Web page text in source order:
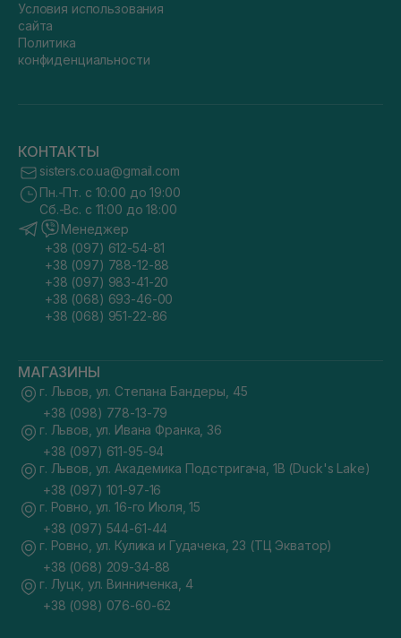
Условия использования
сайта
Политика
конфиденциальности
КОНТАКТЫ
sisters.co.ua@gmail.com
Пн.-Пт. с 10:00 до 19:00
Сб.-Вс. с 11:00 до 18:00
Менеджер
+38 (097) 612-54-81
+38 (097) 788-12-88
+38 (097) 983-41-20
+38 (068) 693-46-00
+38 (068) 951-22-86
МАГАЗИНЫ
г. Львов, ул. Степана Бандеры, 45
+38 (098) 778-13-79
г. Львов, ул. Ивана Франка, 36
+38 (097) 611-95-94
г. Львов, ул. Академика Подстригача, 1В (Duck's Lake)
+38 (097) 101-97-16
г. Ровно, ул. 16-го Июля, 15
+38 (097) 544-61-44
г. Ровно, ул. Кулика и Гудачека, 23 (ТЦ Экватор)
+38 (068) 209-34-88
г. Луцк, ул. Винниченка, 4
+38 (098) 076-60-62